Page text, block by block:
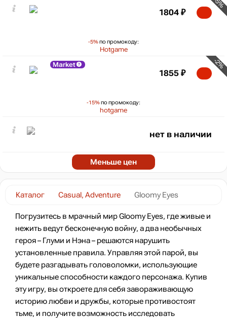
Каталог Casual, Adventure Gloomy Eyes
Погрузитесь в мрачный мир Gloomy Eyes, где живые и
нежить ведут бесконечную войну, а два необычных
героя – Глуми и Нэна – решаются нарушить
установленные правила. Управляя этой парой, вы
будете разгадывать головоломки, использующие
уникальные способности каждого персонажа. Купив
эту игру, вы откроете для себя завораживающую
историю любви и дружбы, которые противостоят
тьме, и получите возможность исследовать
-5%по промокоду:
Hotgame
-5%
1804 ₽
Market
-15%по промокоду:
hotgame
-2%
1855 ₽
нет в наличии
Меньше цен